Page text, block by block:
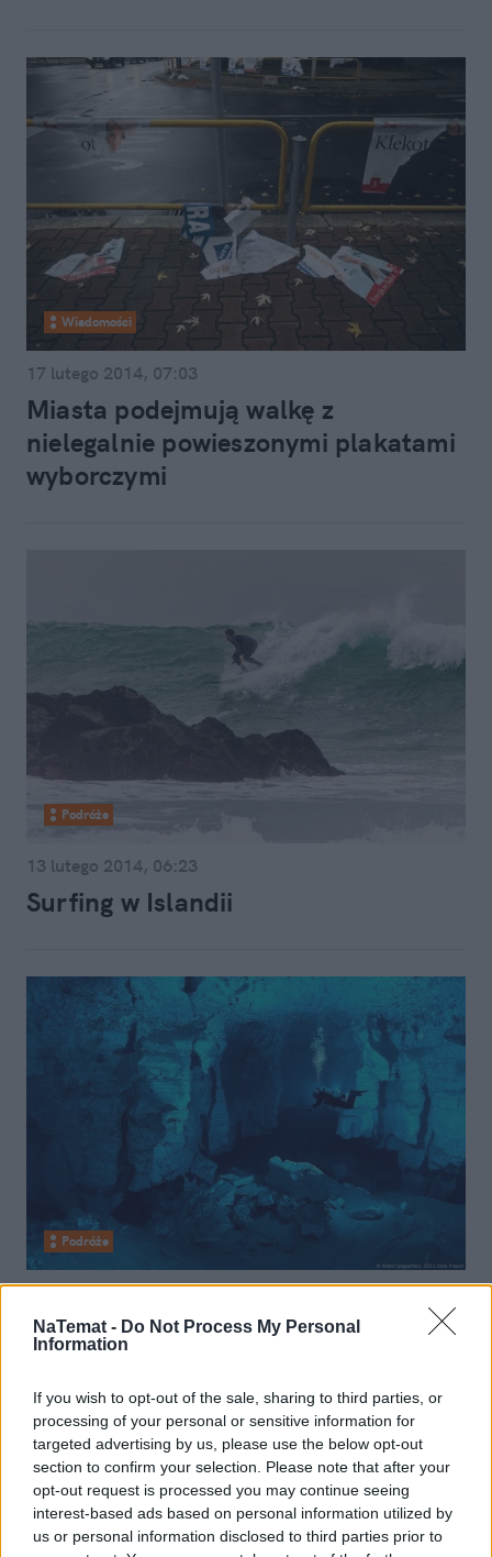
NaTemat - Do Not Process My Personal
Information
If you wish to opt-out of the sale, sharing to third parties, or
processing of your personal or sensitive information for
targeted advertising by us, please use the below opt-out
section to confirm your selection. Please note that after your
opt-out request is processed you may continue seeing
interest-based ads based on personal information utilized by
us or personal information disclosed to third parties prior to
Wiadomości
17 lutego 2014, 07:03
Miasta podejmują walkę z
nielegalnie powieszonymi plakatami
wyborczymi
Podróże
13 lutego 2014, 06:23
Surfing w Islandii
Podróże
12 lutego 2014, 06:14
Najdłuższa podwodna jaskinia
gipsowa na świecie